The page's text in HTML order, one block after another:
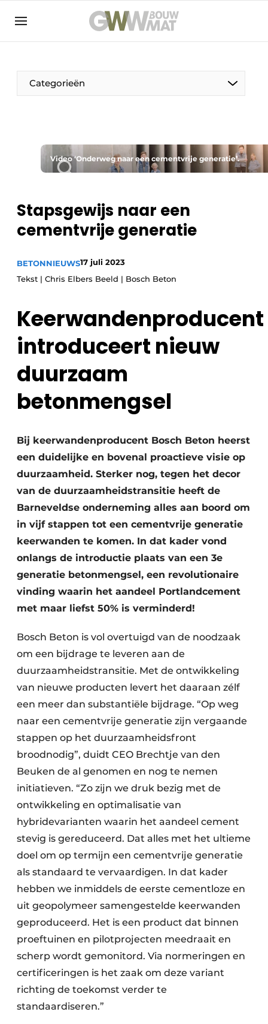
NL EN
Categorieën
De Pen
Vrouw in de bouw
Duurzaamheid & Innovatie
Fundering
Kopen/Huren/Leasen
Sloop & Recycling
Bouwtransport
Machines & Materieel
Video ‘Onderweg naar een cementvrije generatie’.
Stapsgewijs naar een
cementvrije generatie
BETONNIEUWS17 juli 2023
Tekst | Chris Elbers Beeld | Bosch Beton
Keerwandenproducent
introduceert nieuw
duurzaam
betonmengsel
Bij keerwandenproducent Bosch Beton heerst
een duidelijke en bovenal proactieve visie op
duurzaamheid. Sterker nog, tegen het decor
van de duurzaamheidstransitie heeft de
Barneveldse onderneming alles aan boord om
in vijf stappen tot een cementvrije generatie
keerwanden te komen. In dat kader vond
onlangs de introductie plaats van een 3e
generatie betonmengsel, een revolutionaire
vinding waarin het aandeel Portlandcement
met maar liefst 50% is verminderd!
Bosch Beton is vol overtuigd van de noodzaak
om een bijdrage te leveren aan de
duurzaamheidstransitie. Met de ontwikkeling
van nieuwe producten levert het daaraan zélf
een meer dan substantiële bijdrage. “Op weg
naar een cementvrije generatie zijn vergaande
stappen op het duurzaamheidsfront
broodnodig”, duidt CEO Brechtje van den
Beuken de al genomen en nog te nemen
initiatieven. “Zo zijn we druk bezig met de
ontwikkeling en optimalisatie van
hybridevarianten waarin het aandeel cement
stevig is gereduceerd. Dat alles met het ultieme
doel om op termijn een cementvrije generatie
als standaard te vervaardigen. In dat kader
hebben we inmiddels de eerste cementloze en
uit geopolymeer samengestelde keerwanden
geproduceerd. Het is een product dat binnen
proeftuinen en pilotprojecten meedraait en
scherp wordt gemonitord. Via normeringen en
certificeringen is het zaak om deze variant
richting de toekomst verder te
standaardiseren.”